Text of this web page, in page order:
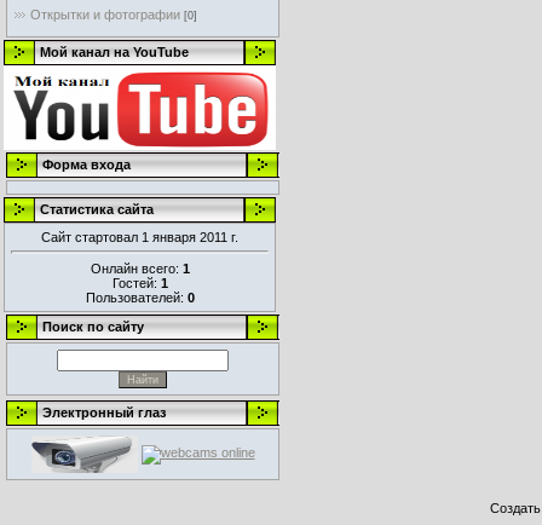
Открытки и фотографии [0]
Мой канал на YouTube
Форма входа
Статистика сайта
Сайт стартовал 1 января 2011 г.
Онлайн всего: 1
Гостей: 1
Пользователей: 0
Поиск по сайту
Электронный глаз